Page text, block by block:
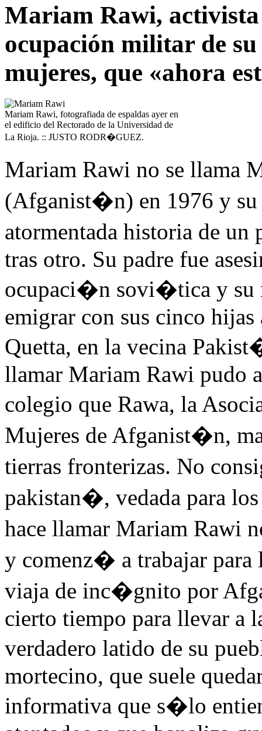
Mariam Rawi,
ocupación militar de
mujeres, que «ahora
Mariam Rawi, fotografiada de espaldas ayer en
el edificio del Rectorado de la Universidad de
La Rioja. :: JUSTO RODR�GUEZ.
Mariam Rawi no se llama
(Afganist�n) en 1976 y
atormentada historia de
tras otro. Su padre fue
ocupaci�n sovi�tica y su
emigrar con sus cinco
Quetta, en la vecina
llamar Mariam Rawi pudo
colegio que Rawa, la
Mujeres de Afganist�n,
tierras fronterizas. No
pakistan�, vedada para
hace llamar Mariam Rawi
y comenz� a trabajar para
viaja de inc�gnito por
cierto tiempo para llevar a
verdadero latido de su
mortecino, que suele
informativa que s�lo